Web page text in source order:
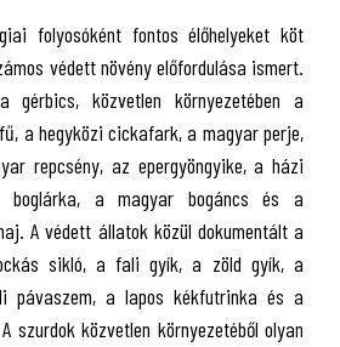
folyosóként fontos élőhelyeket köt
védett növény előfordulása ismert.
közvetlen környezetében a
a hegyközi cickafark, a magyar perje,
repcsény, az epergyöngyike, a házi
boglárka, a magyar bogáncs és a
A védett állatok közül dokumentált a
sikló, a fali gyík, a zöld gyík, a
pávaszem, a lapos kékfutrinka és a
szurdok közvetlen környezetéből olyan